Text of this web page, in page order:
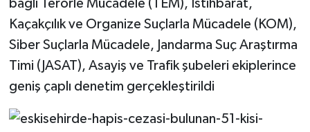
bağlı Terörle Mücadele (TEM), İstihbarat,
Kaçakçılık ve Organize Suçlarla Mücadele (KOM),
Siber Suçlarla Mücadele, Jandarma Suç Araştırma
Timi (JASAT), Asayiş ve Trafik şubeleri ekiplerince
geniş çaplı denetim gerçekleştirildi